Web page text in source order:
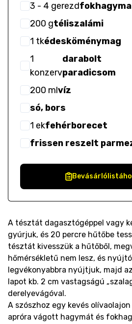
3 - 4 gerezdfokhagyma
200 gtéliszalámi
1 tkédesköménymag
1
konzerv
darabolt
paradicsom
200 mlvíz
só, bors
1 ekfehérborecet
frissen reszelt
A tésztát dagasztógéppel vagy
gyúrjuk, és 20 percre hűtőbe
tésztát kivesszük a hűtőből,
hőmérsékletű nem lesz, és
legvékonyabbra nyújtjuk, majd
lapot kb. 2 cm vastagságú
derelyevágóval.
A szószhoz egy kevés
apróra vágott hagymát és